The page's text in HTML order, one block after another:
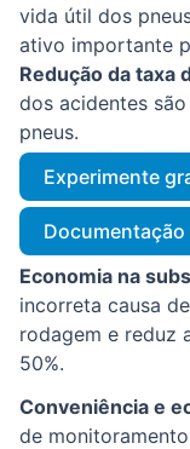
vida útil dos
ativo importante
Redução da taxa
dos acidentes
pneus.
Experimente
Documentação
Economia na
incorreta causa
rodagem e reduz
50%.
Conveniência e
de